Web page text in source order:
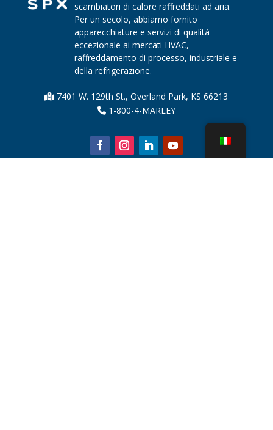
scambiatori di calore raffreddati ad aria.
Per un secolo, abbiamo fornito
apparecchiature e servizi di qualità
eccezionale ai mercati HVAC,
raffreddamento di processo, industriale e
della refrigerazione.
7401 W. 129th St., Overland Park, KS 66213
1-800-4-MARLEY